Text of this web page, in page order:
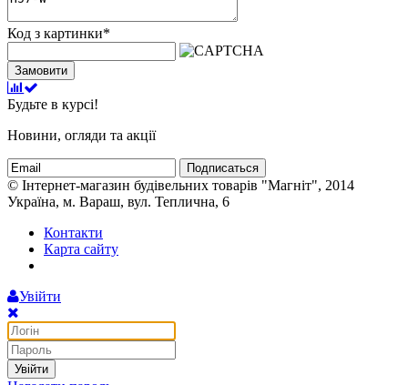
Код з картинки*
Замовити
Будьте в курсі!
Новини, огляди та акції
Подписаться
© Інтернет-магазин будівельних товарів "Магніт", 2014
Україна, м. Вараш, вул. Теплична, 6
Контакти
Карта сайту
Увійти
Увійти